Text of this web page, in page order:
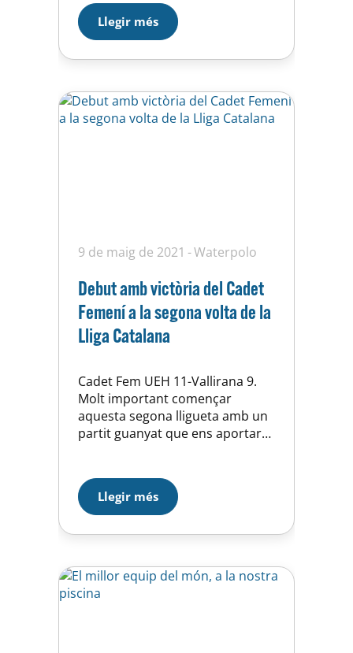
inicial per minimitzar el risc
ofensiu del rival, el mèrit afegit
és que la gran defensa durant
tot el partit que…
Llegir més
9 de maig de 2021 Waterpolo
Debut amb victòria del Cadet
Femení a la segona volta de la
Lliga Catalana
Cadet Fem UEH 11-Vallirana 9.
Molt important començar
aquesta segona lligueta amb un
partit guanyat que ens aportarà
que per sort no ens han
penalitzat gaire. A partir del
segon quart, hem començat a
jugar més ordenades i, gràcies a
Llegir més